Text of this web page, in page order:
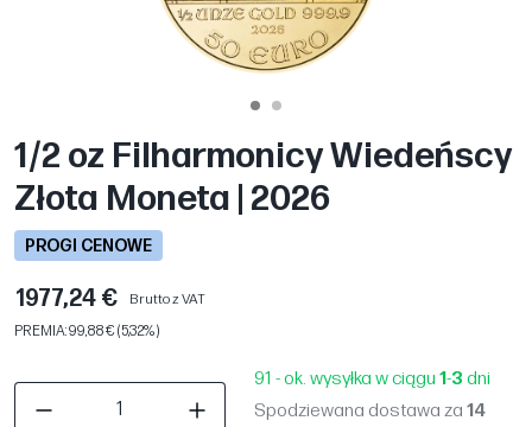
1/2 oz Filharmonicy Wiedeńscy
Złota Moneta | 2026
PROGI CENOWE
1977,24 €
Brutto z VAT
PREMIA: 99,88 € (5,32%)
91 - ok. wysyłka w ciągu1-3 dni
Spodziewana dostawa za14